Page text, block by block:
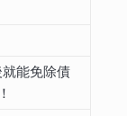
能免除債